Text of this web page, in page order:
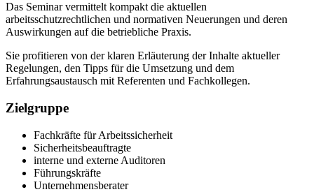
Das Seminar vermittelt kompakt die aktuellen
arbeitsschutzrechtlichen und normativen Neuerungen und deren
Auswirkungen auf die betriebliche Praxis.
Sie profitieren von der klaren Erläuterung der Inhalte aktueller
Regelungen, den Tipps für die Umsetzung und dem
Erfahrungsaustausch mit Referenten und Fachkollegen.
Zielgruppe
Fachkräfte für Arbeitssicherheit
Sicherheitsbeauftragte
interne und externe Auditoren
Führungskräfte
Unternehmensberater